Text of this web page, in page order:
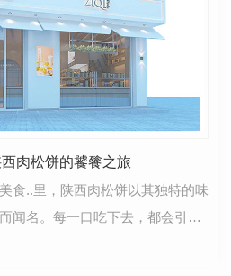
肉松饼的饕餮之旅
食..里，陕西肉松饼以其独特的味
闻名。每一口吃下去，都会引发
场别具一格的美食之旅。…